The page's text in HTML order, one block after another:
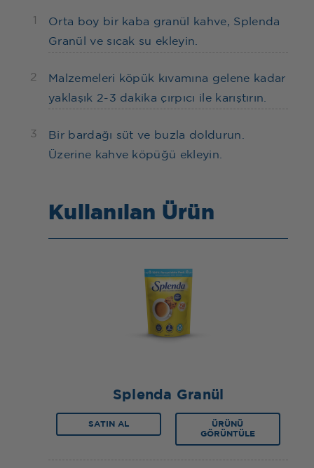
1
Orta boy bir kaba granül kahve, Splenda
Granül ve sıcak su ekleyin.
2
Malzemeleri köpük kıvamına gelene kadar
yaklaşık 2-3 dakika çırpıcı ile karıştırın.
3
Bir bardağı süt ve buzla doldurun.
Üzerine kahve köpüğü ekleyin.
Kullanılan Ürün
Splenda Granül
SATIN AL
ÜRÜNÜ
GÖRÜNTÜLE